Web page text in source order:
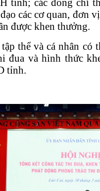
tỉnh; các đồng chí
các cơ quan, đơn
được khen thưởng.
thể và cá nhân có
đua và hình thức
tỉnh.